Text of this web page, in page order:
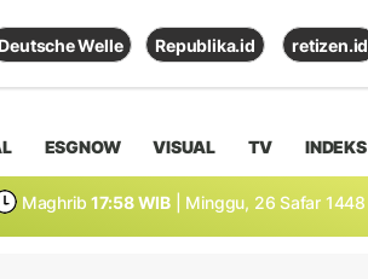
Deutsche Welle Republika.id retizen.id
ESGNOW VISUAL TV INDEKS
Maghrib 17:58 WIB | Minggu, 26 Safar 1448